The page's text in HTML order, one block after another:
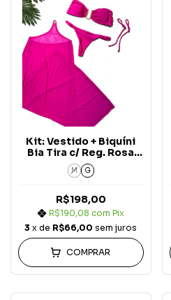
Kit: Vestido + Biquíni
Bia Tira c/ Reg. Rosa
Pink Aura (3 peças)
M G
R$198,00
R$190,08 com Pix
3 x de R$66,00 sem juros
COMPRAR